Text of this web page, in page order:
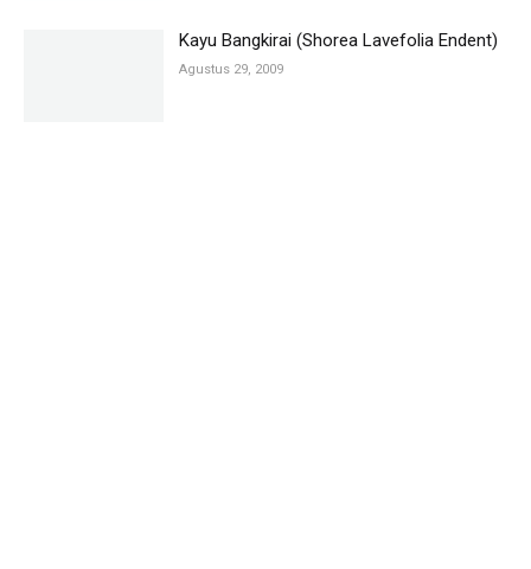
Kayu Bangkirai (Shorea Lavefolia Endent)
Agustus 29, 2009